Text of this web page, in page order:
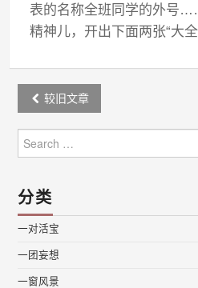
表的名称全班同学的外号
精神儿，开出下面两张“大全
Post
navigation
较旧文章
for:
分类
一对活宝
一团妄想
一窗风景